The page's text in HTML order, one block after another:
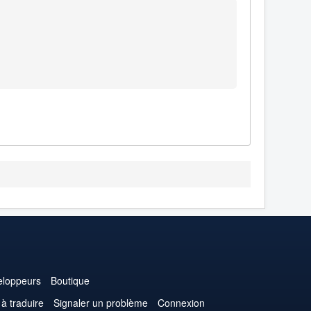
Boutique
traduire Signaler un problème Connexion